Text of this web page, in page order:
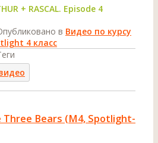
+ RASCAL. Episode 4
в Видео по курсу
4 класс
Three Bears (M4, Spotlight-